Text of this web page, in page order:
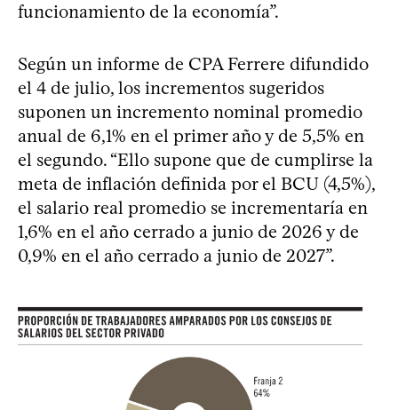
funcionamiento de la economía”.
Según un informe de CPA Ferrere difundido
el 4 de julio, los incrementos sugeridos
suponen un incremento nominal promedio
anual de 6,1% en el primer año y de 5,5% en
el segundo. “Ello supone que de cumplirse la
meta de inflación definida por el BCU (4,5%),
el salario real promedio se incrementaría en
1,6% en el año cerrado a junio de 2026 y de
0,9% en el año cerrado a junio de 2027”.